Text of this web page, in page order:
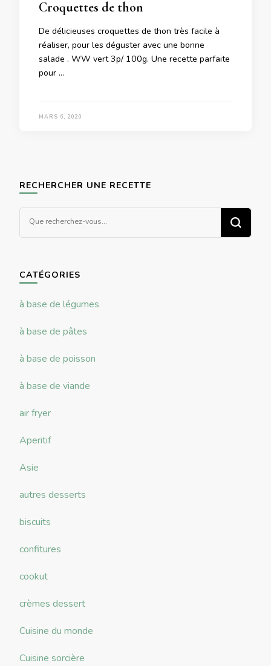
Croquettes de thon
De délicieuses croquettes de thon très facile à
réaliser, pour les déguster avec une bonne
salade . WW vert 3p/ 100g. Une recette parfaite
pour …
MARS 6, 2020
RECHERCHER UNE RECETTE
Vous
CATÉGORIES
à base de légumes
à base de pâtes
à base de poisson
à base de viande
air fryer
Aperitif
Asie
autres desserts
biscuits
confitures
cookut
crèmes dessert
Cuisine du monde
Cuisine sorcière